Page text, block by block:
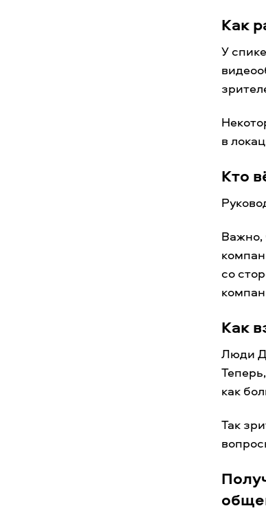
Как
У
в
Кто
Важно,
со
Как
Люди
как
Так